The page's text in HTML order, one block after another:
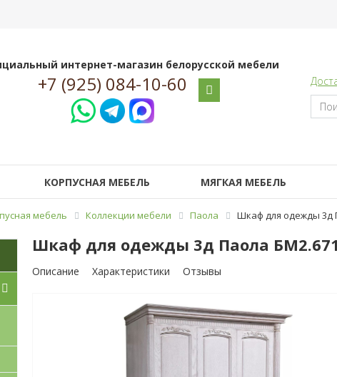
интернет-магазин белорусской мебели
+7 (925) 084-10-60
КОРПУСНАЯ МЕБЕЛЬ МЯГКАЯ МЕБЕЛЬ
мебель Коллекции мебели Паола Шкаф для одежды 3д
Шкаф для одежды 3д Паола
Описание Характеристики Отзывы